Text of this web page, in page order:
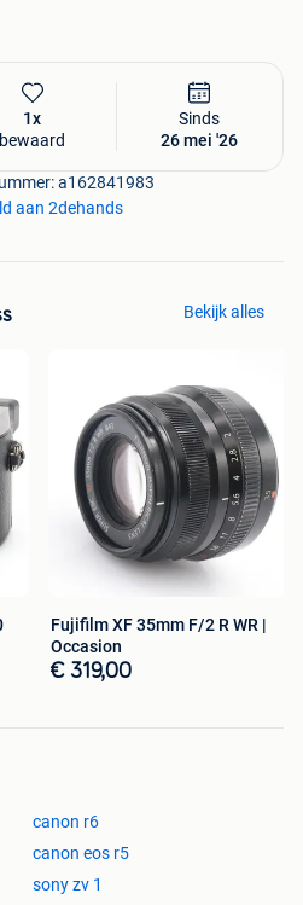
1x
bewaard
Sinds
26 mei '26
a162841983
aan 2dehands
Bekijk alles
Fujifilm XF 35mm F/2 R WR |
Occasion
€ 319,00
canon r6
canon eos r5
sony zv 1